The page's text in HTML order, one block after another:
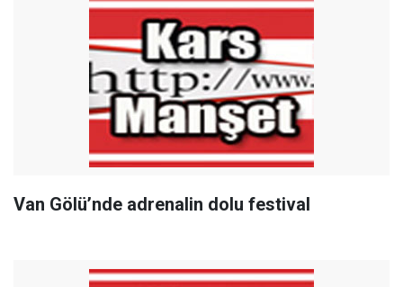
Van Gölü’nde adrenalin dolu festival